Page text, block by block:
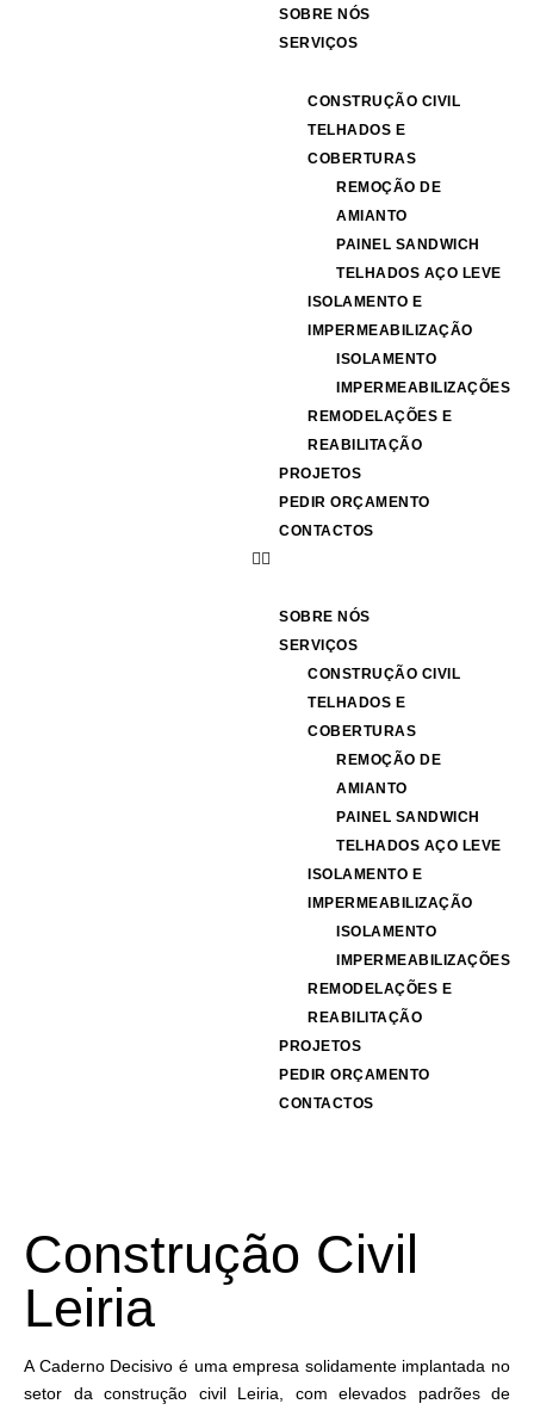
SOBRE NÓS
SERVIÇOS
CONSTRUÇÃO CIVIL
TELHADOS E
COBERTURAS
REMOÇÃO DE
AMIANTO
PAINEL SANDWICH
TELHADOS AÇO LEVE
ISOLAMENTO E
IMPERMEABILIZAÇÃO
ISOLAMENTO
IMPERMEABILIZAÇÕES
REMODELAÇÕES E
REABILITAÇÃO
PROJETOS
PEDIR ORÇAMENTO
CONTACTOS
SOBRE NÓS
SERVIÇOS
CONSTRUÇÃO CIVIL
TELHADOS E
COBERTURAS
REMOÇÃO DE
AMIANTO
PAINEL SANDWICH
TELHADOS AÇO LEVE
ISOLAMENTO E
IMPERMEABILIZAÇÃO
ISOLAMENTO
IMPERMEABILIZAÇÕES
REMODELAÇÕES E
REABILITAÇÃO
PROJETOS
PEDIR ORÇAMENTO
CONTACTOS
Construção Civil
Leiria
A Caderno Decisivo é uma empresa solidamente implantada no
setor da construção civil Leiria, com elevados padrões de